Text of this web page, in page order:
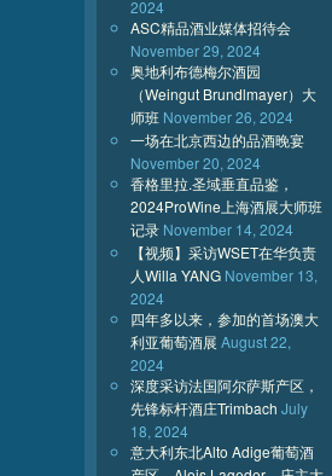
2024
ASC精品酒业媒体招待会
November 29, 2024
奥地利布德梅尔酒园
（Weingut Brundlmayer）大
师班 November 26, 2024
一场在北京西边的品酒晚宴
November 20, 2024
香格里拉.圣域垂直品鉴，
2024ProWine上海酒展大师班
记录 November 14, 2024
【视频】采访WSET在华负责
人Willa YANG November 13,
2024
四年多以来，参加的首场澳大
利亚葡萄酒展 August 22,
2024
深度采访法国阿尔萨斯产区，
先锋标杆酒庄Trimbach July
18, 2024
意大利东北Alto Adige葡萄酒